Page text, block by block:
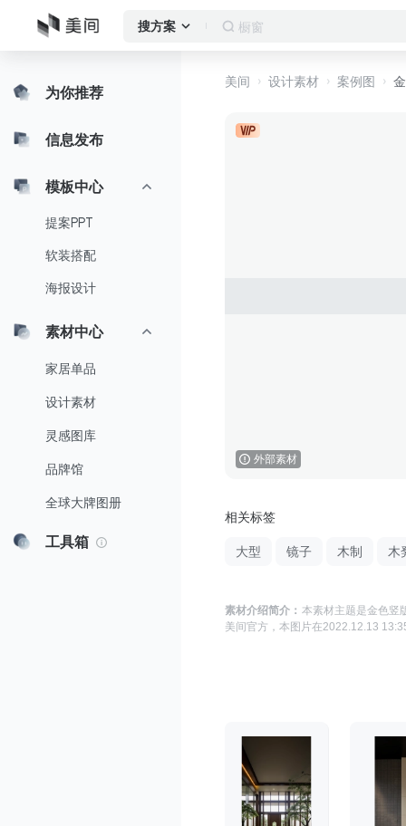
搜方案 橱窗
为你推荐
信息发布
模板中心
提案PPT
软装搭配
海报设计
素材中心
家居单品
设计素材
灵感图库
品牌馆
全球大牌图册
工具箱
美间 设计素材 案例图
外部素材
相关标签
大型 镜子 木制 木
素材介绍简介： 本素材主题是金色竖
美间官方 ，本图片在2022.12.13